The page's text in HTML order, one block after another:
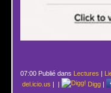
07:00 Publié dans Lectures |
del.icio.us | | Digg|